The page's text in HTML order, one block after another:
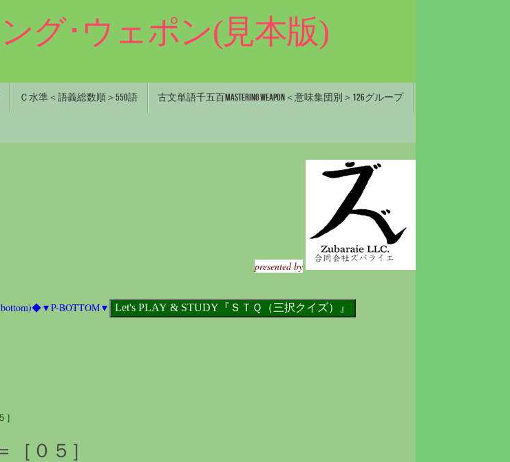
グ･ウェポン(見本版)
Ｃ水準＜語義総数順＞550語 古文単語千五百Mastering Weapon＜意味集団別＞126グループ
presented by
▼P-BOTTOM▼
［０５］